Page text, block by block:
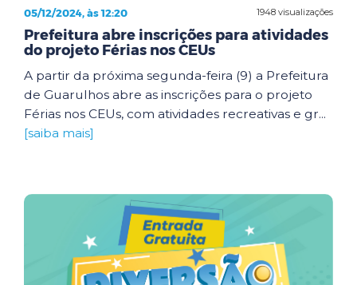
1948 visualizações
05/12/2024, às 12:20
Prefeitura abre inscrições para atividades
do projeto Férias nos CEUs
A partir da próxima segunda-feira (9) a Prefeitura
de Guarulhos abre as inscrições para o projeto
Férias nos CEUs, com atividades recreativas e gr...
[saiba mais]